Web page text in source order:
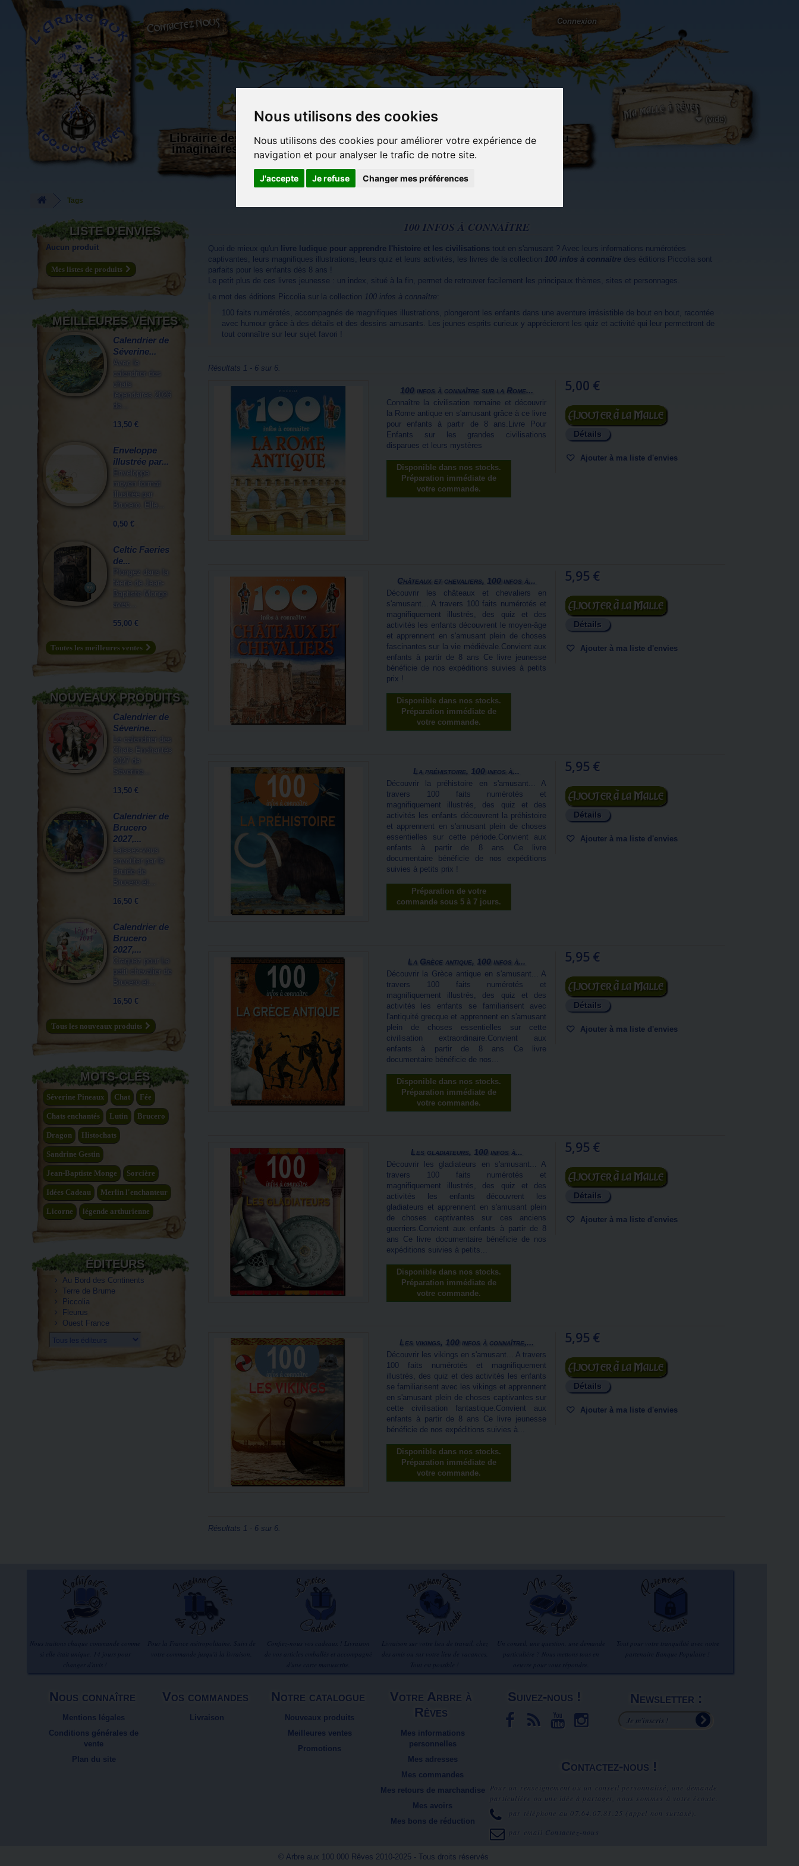
Nous utilisons des cookies
Nous utilisons des cookies pour améliorer votre expérience de
navigation et pour analyser le trafic de notre site.
J'accepte Je refuse Changer mes préférences
L'Arbre aux 100.000 Rêves
Connexion
(vide)
Librairie des
imaginaires
Carterie
papeterie
originale
Activités
manuelles,
détente et
Objets déco et
cadeaux
originaux
Du côté du
blog...
Tags
100 INFOS À CONNAÎTRE
Quoi de mieux qu'un livre ludique pour apprendre l'histoire et les civilisations tout en s'amusant ? Avec leurs informations numérotées
captivantes, leurs magnifiques illustrations, leurs quiz et leurs activités, les livres de la collection 100 infos à connaître des éditions Piccolia sont
parfaits pour les enfants dès 8 ans !
Le petit plus de ces livres jeunesse : un index, situé à la fin, permet de retrouver facilement les principaux thèmes, sites et personnages.
Le mot des éditions Piccolia sur la collection 100 infos à connaître:
100 faits numérotés, accompagnés de magnifiques illustrations, plongeront les enfants dans une aventure irrésistible de bout en bout, racontée
avec humour grâce à des détails et des dessins amusants. Les jeunes esprits curieux y apprécieront les quiz et activité qui leur permettront de
tout connaître sur leur sujet favori !
Résultats 1 - 6 sur 6.
100 infos à connaître sur la Rome...
Connaître la civilisation romaine et découvrir
la Rome antique en s'amusant grâce à ce livre
pour enfants à partir de 8 ans.Livre Pour
Enfants sur les grandes civilisations
disparues et leurs mystères
Disponible dans nos stocks.
Préparation immédiate de
votre commande.
5,00 €
Ajouter au panier
Détails
Ajouter à ma liste d'envies
Châteaux et chevaliers, 100 infos à...
Découvrir les châteaux et chevaliers en
s'amusant... A travers 100 faits numérotés et
magnifiquement illustrés, des quiz et des
activités les enfants découvrent le moyen-âge
et apprennent en s'amusant plein de choses
fascinantes sur la vie médiévale.Convient aux
enfants à partir de 8 ans Ce livre jeunesse
bénéficie de nos expéditions suivies à petits
prix !
Disponible dans nos stocks.
Préparation immédiate de
votre commande.
5,95 €
Ajouter au panier
Détails
Ajouter à ma liste d'envies
La préhistoire, 100 infos à...
Découvrir la préhistoire en s'amusant... A
travers 100 faits numérotés et
magnifiquement illustrés, des quiz et des
activités les enfants découvrent la préhistoire
et apprennent en s'amusant plein de choses
essentielles sur cette période.Convient aux
enfants à partir de 8 ans Ce livre
documentaire bénéficie de nos expéditions
suivies à petits prix !
Préparation de votre
commande sous 5 à 7 jours.
5,95 €
Ajouter au panier
Détails
Ajouter à ma liste d'envies
La Grèce antique, 100 infos à...
Découvrir la Grèce antique en s'amusant... A
travers 100 faits numérotés et
magnifiquement illustrés, des quiz et des
activités les enfants se familiarisent avec
l'antiquité grecque et apprennent en s'amusant
plein de choses essentielles sur cette
civilisation extraordinaire.Convient aux
enfants à partir de 8 ans Ce livre
documentaire bénéficie de nos...
Disponible dans nos stocks.
Préparation immédiate de
votre commande.
5,95 €
Ajouter au panier
Détails
Ajouter à ma liste d'envies
Les gladiateurs, 100 infos à...
Découvrir les gladiateurs en s'amusant... A
travers 100 faits numérotés et
magnifiquement illustrés, des quiz et des
activités les enfants découvrent les
gladiateurs et apprennent en s'amusant plein
de choses captivantes sur ces anciens
guerriers.Convient aux enfants à partir de 8
ans Ce livre documentaire bénéficie de nos
expéditions suivies à petits...
Disponible dans nos stocks.
Préparation immédiate de
votre commande.
5,95 €
Ajouter au panier
Détails
Ajouter à ma liste d'envies
Les vikings, 100 infos à connaître,...
Découvrir les vikings en s'amusant... A travers
100 faits numérotés et magnifiquement
illustrés, des quiz et des activités les enfants
se familiarisent avec les vikings et apprennent
en s'amusant plein de choses captivantes sur
cette civilisation fantastique.Convient aux
enfants à partir de 8 ans Ce livre jeunesse
bénéficie de nos expéditions suivies à...
Disponible dans nos stocks.
Préparation immédiate de
votre commande.
5,95 €
Ajouter au panier
Détails
Ajouter à ma liste d'envies
Résultats 1 - 6 sur 6.
LISTE D'ENVIES
Aucun produit
Mes listes de produits
MEILLEURES VENTES
Calendrier de
Séverine...
Avec le
calendrier des
chats
légendaires 2026
de...
13,50 €
Enveloppe
illustrée par...
Enveloppe
moyen format
illustrée par
Brucero. Elle...
0,50 €
Celtic Faeries
de...
Plongez dans la
féerie de Jean-
Baptiste Monge
avec...
55,00 €
Toutes les meilleures ventes
NOUVEAUX PRODUITS
Calendrier de
Séverine...
Le calendrier des
Chats Enchantés
2027 de
Séverine...
13,50 €
Calendrier de
Brucero
2027,...
Laissez-vous
envoûter par le
Druide de
Brucero et...
16,50 €
Calendrier de
Brucero
2027,...
Craquez pour Le
petit chevalier de
Brucero et...
16,50 €
Tous les nouveaux produits
MOTS-CLÉS
Séverine Pineaux Chat Fée
Chats enchantés Lutin Brucero
Dragon Histochats
Sandrine Gestin
Jean-Baptiste Monge Sorcière
Idées Cadeau Merlin l'enchanteur
Licorne légende arthurienne
ÉDITEURS
Au Bord des Continents
Terre de Brume
Piccolia
Fleurus
Ouest France
Tous les éditeurs
Nous connaître
Mentions légales
Conditions générales de
vente
Plan du site
Vos commandes
Livraison
Notre catalogue
Nouveaux produits
Meilleures ventes
Promotions
Votre Arbre à
Rêves
Mes informations
personnelles
Mes adresses
Mes commandes
Mes retours de marchandise
Mes avoirs
Mes bons de réduction
Suivez-nous ! Newsletter :
Contactez-nous !
Pour un renseignement ou un conseil personnalisé, une demande
particulière ou une idée à partager, nous sommes à votre écoute.
par téléphone au 07.64.07.81.25 (appel non surtaxé).
par email Contactez-nous
© Arbre aux 100.000 Rêves 2010-2025 - Tous droits réservés